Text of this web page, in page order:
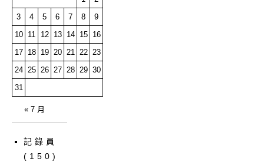
3
4 5 6 7 8
9
10
11 12 13 14 15
16
17
18 19 20 21 22
23
24
25 26 27 28 29 30
31
« 7 月
記錄員
(150)